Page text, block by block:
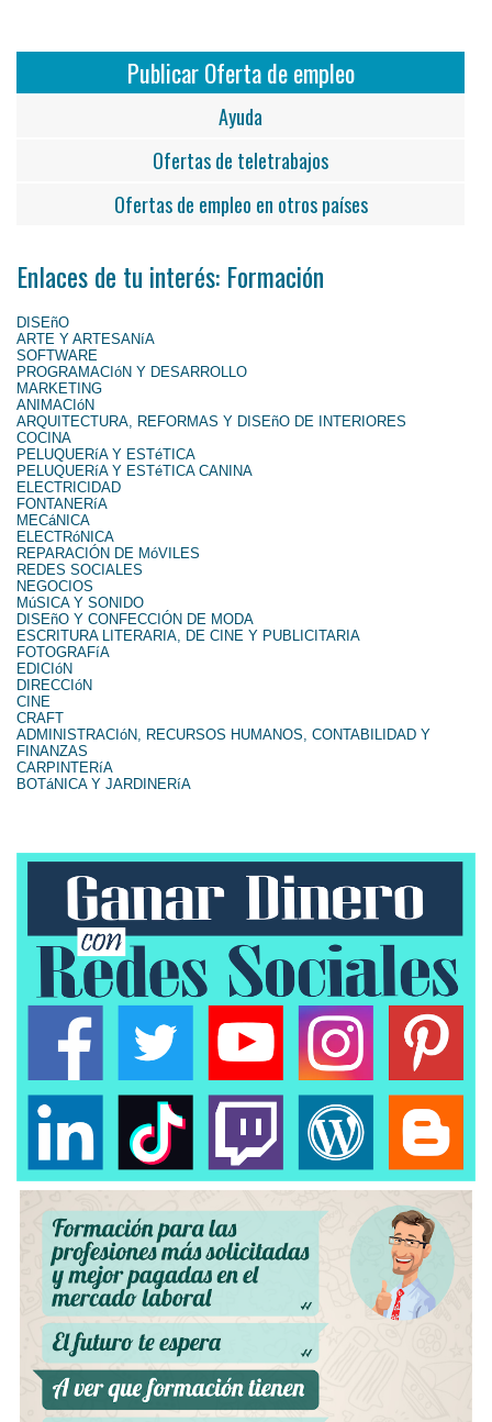
Publicar Oferta de empleo
Ayuda
Ofertas de teletrabajos
Ofertas de empleo en otros países
Enlaces de tu interés: Formación
DISEñO
ARTE Y ARTESANíA
SOFTWARE
PROGRAMACIóN Y DESARROLLO
MARKETING
ANIMACIóN
ARQUITECTURA, REFORMAS Y DISEñO DE INTERIORES
COCINA
PELUQUERíA Y ESTéTICA
PELUQUERíA Y ESTéTICA CANINA
ELECTRICIDAD
FONTANERíA
MECáNICA
ELECTRóNICA
REPARACIÓN DE MóVILES
REDES SOCIALES
NEGOCIOS
MúSICA Y SONIDO
DISEñO Y CONFECCIÓN DE MODA
ESCRITURA LITERARIA, DE CINE Y PUBLICITARIA
FOTOGRAFíA
EDICIóN
DIRECCIóN
CINE
CRAFT
ADMINISTRACIóN, RECURSOS HUMANOS, CONTABILIDAD Y
FINANZAS
CARPINTERíA
BOTáNICA Y JARDINERíA